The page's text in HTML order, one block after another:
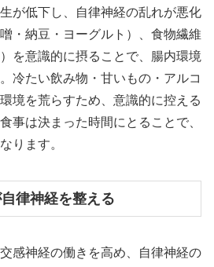
が低下し、自律神経の乱れが悪化
・納豆・ヨーグルト）、食物繊維
を意識的に摂ることで、腸内環境
冷たい飲み物・甘いもの・アルコ
境を荒らすため、意識的に控える
事は決まった時間にとることで、
ります。
律神経を整える
感神経の働きを高め、自律神経の